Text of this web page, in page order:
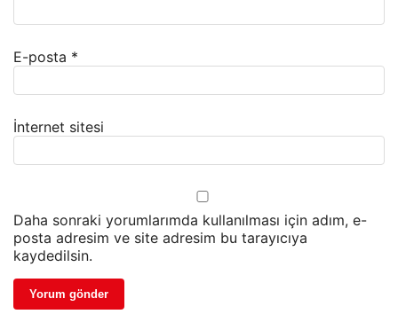
E-posta *
İnternet sitesi
Daha sonraki yorumlarımda kullanılması için adım, e-
posta adresim ve site adresim bu tarayıcıya
kaydedilsin.